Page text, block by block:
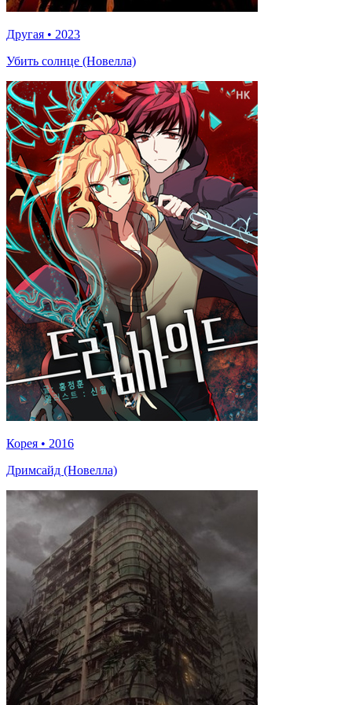
Другая • 2023
Убить солнце (Новелла)
Корея • 2016
Дримсайд (Новелла)